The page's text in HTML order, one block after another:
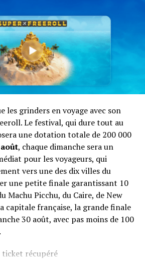
les grinders en voyage avec son
Le festival, qui dure tout au
une dotation totale de 200 000
, chaque dimanche sera un
pour les voyageurs, qui
vers une des dix villes du
une petite finale garantissant 10
Machu Picchu, du Caire, de New
capitale française, la grande finale
30 août, avec pas moins de 100
ticket récupéré